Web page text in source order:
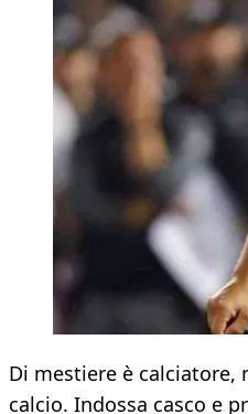
Di mestiere è calciatore,
calcio. Indossa casco e